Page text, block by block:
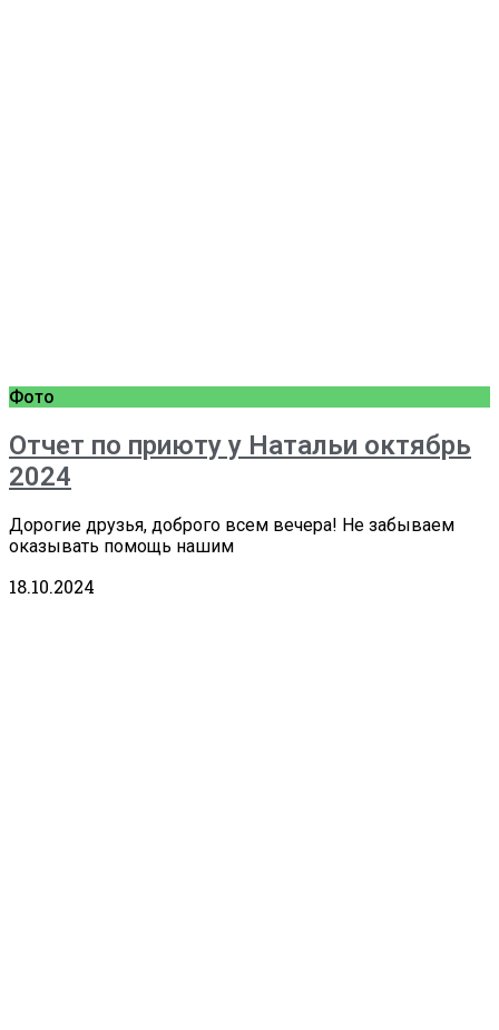
Фото
Отчет по приюту у Натальи октябрь
2024
Дорогие друзья, доброго всем вечера! Не забываем
оказывать помощь нашим
18.10.2024